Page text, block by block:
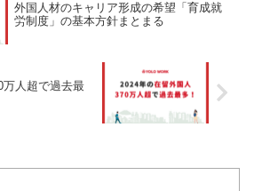
外国人材のキャリア形成の希望「育成就
労制度」の基本方針まとまる
万人超で過去最